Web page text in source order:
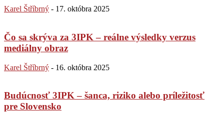
Karel Štříbrný - 17. októbra 2025
Čo sa skrýva za 3IPK – reálne výsledky verzus
mediálny obraz
Karel Štříbrný - 16. októbra 2025
Budúcnosť 3IPK – šanca, riziko alebo príležitosť
pre Slovensko